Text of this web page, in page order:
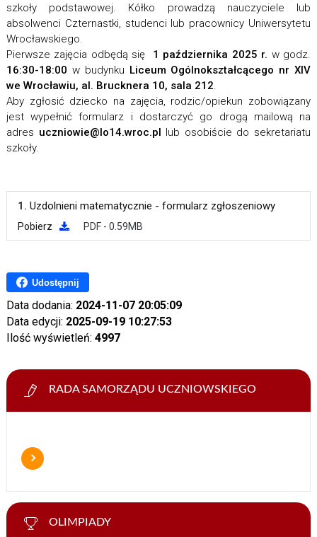
szkoły podstawowej. Kółko prowadzą nauczyciele lub
absolwenci Czternastki, studenci lub pracownicy Uniwersytetu
Wrocławskiego.
Pierwsze zajęcia odbędą się
1 października 2025 r. w godz.
16:30-18:00 w budynku Liceum Ogólnokształcącego nr XIV
we Wrocławiu, al. Brucknera 10, sala 212.
Aby zgłosić dziecko na zajęcia, rodzic/opiekun zobowiązany
jest wypełnić formularz i dostarczyć go drogą mailową na
adres uczniowie@lo14.wroc.pl
lub osobiście do sekretariatu
szkoły.
1. Uzdolnieni matematycznie - formularz zgłoszeniowy
Pobierz PDF - 0.59MB
Udostępnij
Data dodania: 2024-11-07 20:05:09
Data edycji: 2025-09-19 10:27:53
Ilość wyświetleń: 4997
RADA SAMORZĄDU UCZNIOWSKIEGO
OLIMPIADY